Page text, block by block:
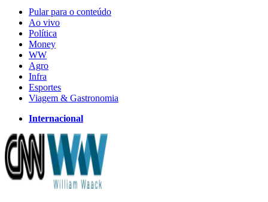
Pular para o conteúdo
Ao vivo
Política
Money
WW
Agro
Infra
Esportes
Viagem & Gastronomia
Internacional